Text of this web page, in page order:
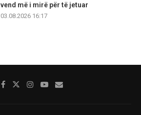
vend më i mirë për të jetuar
03.08.2026 16:17